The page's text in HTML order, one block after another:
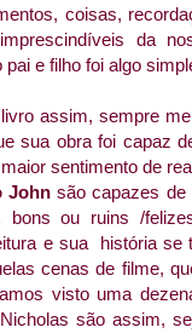
coisas,
da
e filho foi algo
assim, sempre
sua obra foi capaz
sentimento de
John são capazes de
bons ou ruins /
e sua história se
cenas de filme,
visto uma
são assim,